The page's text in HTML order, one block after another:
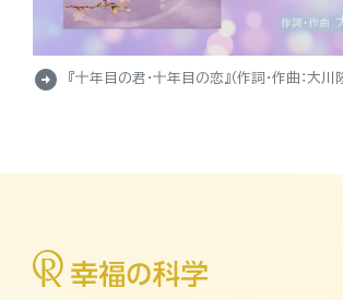
arrow_circle_right 『十年目の君・十年目の恋』（作詞・作曲：大川